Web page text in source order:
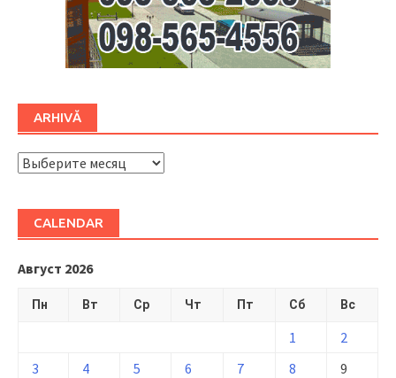
ARHIVĂ
ARHIVĂ
CALENDAR
Август 2026
Пн Вт Ср Чт Пт Сб Вс
1
2
3
4 5 6 7 8
9